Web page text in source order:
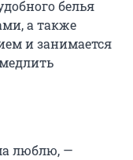
белья
а также
и занимается
люблю, —